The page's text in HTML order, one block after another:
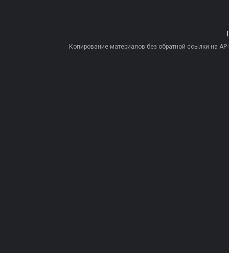
Копирование материалов без обратной ссылки на